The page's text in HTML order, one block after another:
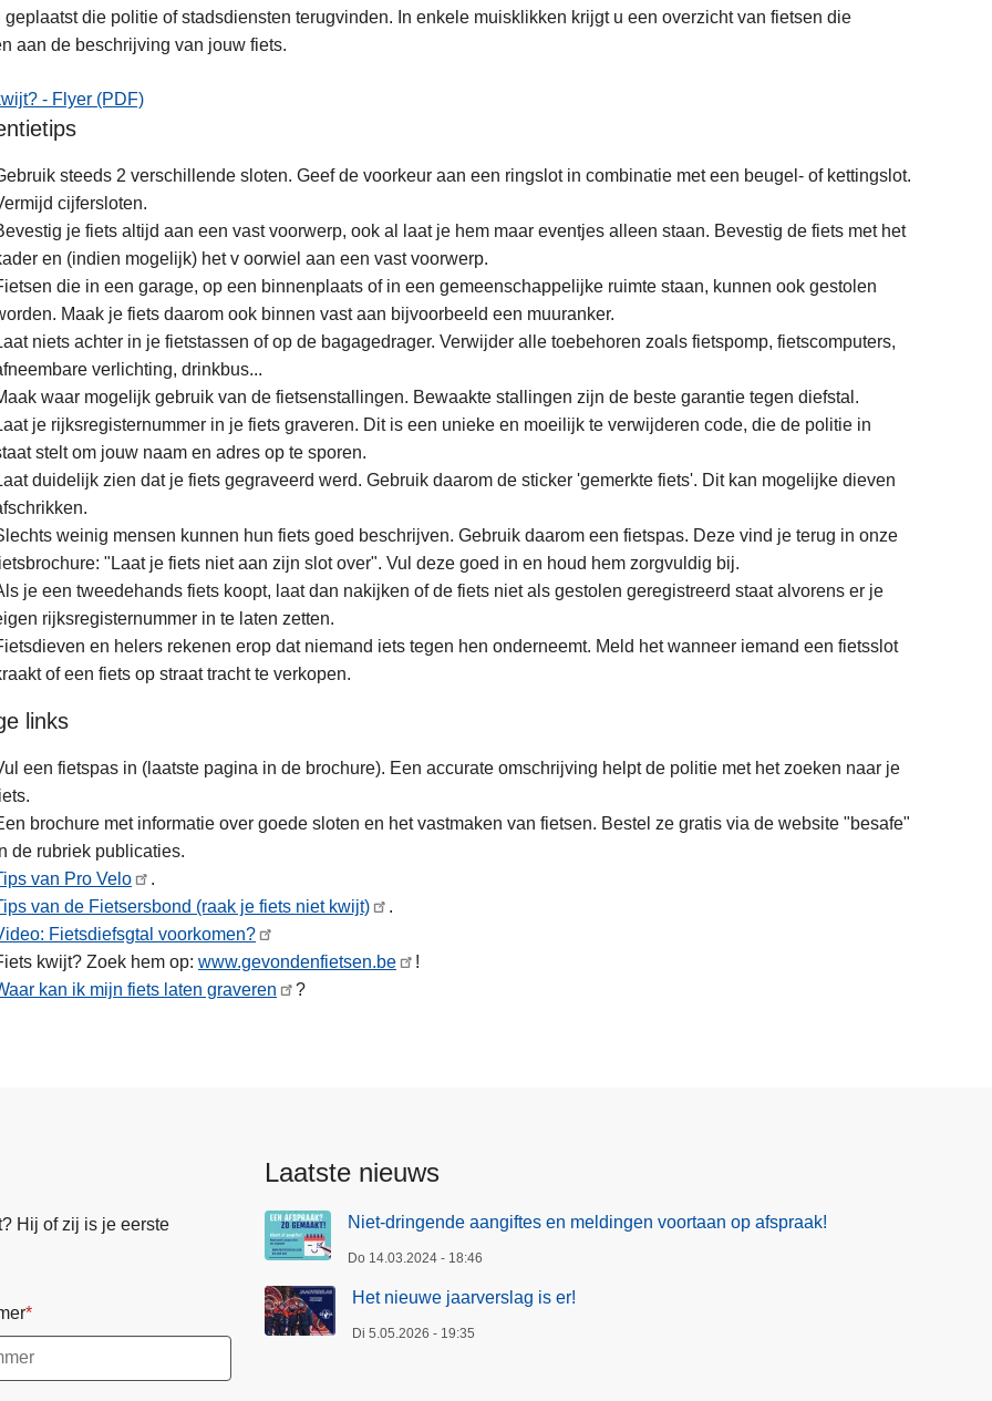
geplaatst die politie of stadsdiensten terugvinden. In enkele muisklikken krijgt u een overzicht van fietsen die
aan de beschrijving van jouw fiets.
- Flyer (PDF)
steeds 2 verschillende sloten. Geef de voorkeur aan een ringslot in combinatie met een beugel- of kettingslot.
cijfersloten.
je fiets altijd aan een vast voorwerp, ook al laat je hem maar eventjes alleen staan. Bevestig de fiets met het
en (indien mogelijk) het v oorwiel aan een vast voorwerp.
die in een garage, op een binnenplaats of in een gemeenschappelijke ruimte staan, kunnen ook gestolen
Maak je fiets daarom ook binnen vast aan bijvoorbeeld een muuranker.
niets achter in je fietstassen of op de bagagedrager. Verwijder alle toebehoren zoals fietspomp, fietscomputers,
verlichting, drinkbus...
waar mogelijk gebruik van de fietsenstallingen. Bewaakte stallingen zijn de beste garantie tegen diefstal.
je rijksregisternummer in je fiets graveren. Dit is een unieke en moeilijk te verwijderen code, die de politie in
stelt om jouw naam en adres op te sporen.
duidelijk zien dat je fiets gegraveerd werd. Gebruik daarom de sticker 'gemerkte fiets'. Dit kan mogelijke dieven
weinig mensen kunnen hun fiets goed beschrijven. Gebruik daarom een fietspas. Deze vind je terug in onze
"Laat je fiets niet aan zijn slot over". Vul deze goed in en houd hem zorgvuldig bij.
je een tweedehands fiets koopt, laat dan nakijken of de fiets niet als gestolen geregistreerd staat alvorens er je
rijksregisternummer in te laten zetten.
en helers rekenen erop dat niemand iets tegen hen onderneemt. Meld het wanneer iemand een fietsslot
of een fiets op straat tracht te verkopen.
links
een fietspas in (laatste pagina in de brochure). Een accurate omschrijving helpt de politie met het zoeken naar je
brochure met informatie over goede sloten en het vastmaken van fietsen. Bestel ze gratis via de website "besafe"
de rubriek publicaties.
van Pro Velo
.
van de Fietsersbond (raak je fiets niet kwijt)
.
Fietsdiefsgtal voorkomen?
kwijt? Zoek hem op: www.gevondenfietsen.be
!
kan ik mijn fiets laten graveren
?
Hij of zij is je eerste
Laatste nieuws
Niet-dringende aangiftes en meldingen voortaan op afspraak!
Do 14.03.2024 - 18:46
Het nieuwe jaarverslag is er!
Di 5.05.2026 - 19:35